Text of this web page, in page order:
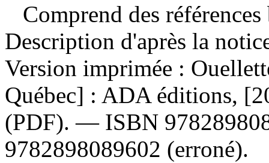
Comprend des
Description d'après la
Version imprimée :
Québec] : ADA éditions,
(PDF). — ISBN
9782898089602 (erroné).